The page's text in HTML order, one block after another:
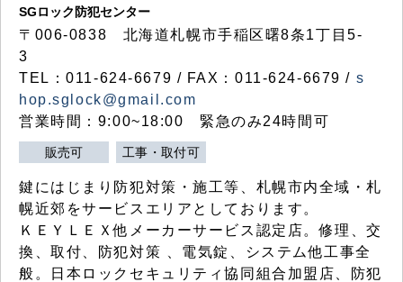
SGロック防犯センター
〒006-0838 北海道札幌市手稲区曙8条1丁目5-
3
TEL：011-624-6679 / FAX：011-624-6679 / s
hop.sglock@gmail.com
営業時間：9:00~18:00 緊急のみ24時間可
販売可 工事・取付可
鍵にはじまり防犯対策・施工等、札幌市内全域・札
幌近郊をサービスエリアとしております。
ＫＥＹＬＥＸ他メーカーサービス認定店。修理、交
換、取付、防犯対策 、電気錠、システム他工事全
般。日本ロックセキュリティ協同組合加盟店、防犯